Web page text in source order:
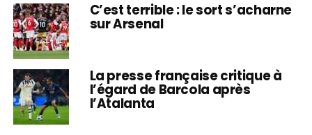
C’est terrible : le sort s’acharne
sur Arsenal
La presse française critique à
l’égard de Barcola après
l’Atalanta